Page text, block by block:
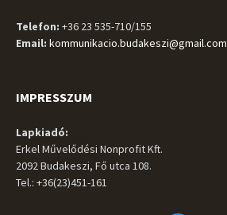
Telefon: +36 23 535-710/155
Email: kommunikacio.budakeszi@gmail.com
IMPRESSZUM
Lapkiadó:
Erkel Művelődési Nonprofit Kft.
2092 Budakeszi, Fő utca 108.
Tel.: +36(23)451-161